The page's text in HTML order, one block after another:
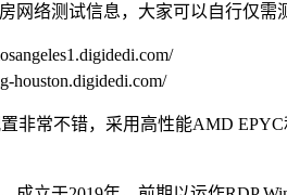
网络测试信息，大家可以自行仅需
houston.digidedi.com/
非常不错，采用高性能AMD